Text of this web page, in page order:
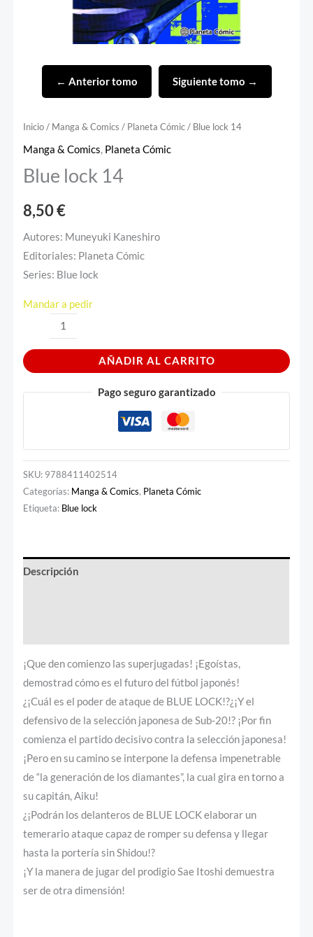
← Anterior tomo Siguiente tomo →
Inicio/ Manga & Comics / Planeta Cómic/ Blue lock 14
Manga & Comics, Planeta Cómic
Blue lock 14
8,50€
Autores: Muneyuki Kaneshiro
Editoriales: Planeta Cómic
Series: Blue lock
Mandar a pedir
AÑADIR AL CARRITO
Pago seguro garantizado
SKU: 9788411402514
Categorías: Manga & Comics, Planeta Cómic
Etiqueta: Blue lock
Descripción
¡Que den comienzo las superjugadas! ¡Egoístas,
demostrad cómo es el futuro del fútbol japonés!
¿¡Cuál es el poder de ataque de BLUE LOCK!?¿¡Y el
defensivo de la selección japonesa de Sub-20!? ¡Por fin
comienza el partido decisivo contra la selección japonesa!
¡Pero en su camino se interpone la defensa impenetrable
de “la generación de los diamantes”, la cual gira en torno a
su capitán, Aiku!
¿¡Podrán los delanteros de BLUE LOCK elaborar un
temerario ataque capaz de romper su defensa y llegar
hasta la portería sin Shidou!?
¡Y la manera de jugar del prodigio Sae Itoshi demuestra
ser de otra dimensión!